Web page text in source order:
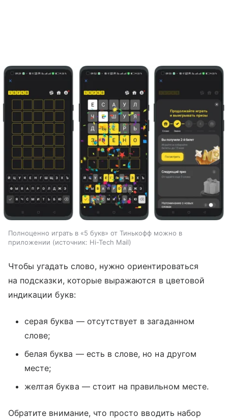
Полноценно играть в «5 букв» от Тинькофф можно в
приложении
источник: Hi-Tech Mail
Чтобы угадать слово, нужно ориентироваться
на подсказки, которые выражаются в цветовой
индикации букв:
серая буква — отсутствует в загаданном
слове;
белая буква — есть в слове, но на другом
месте;
желтая буква — стоит на правильном месте.
Обратите внимание, что просто вводить набор